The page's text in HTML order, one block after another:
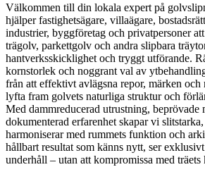
Välkommen till din lokala expert på
hjälper fastighetsägare, villaägare,
industrier, byggföretag och privatpersoner
trägolv, parkettgolv och andra slipbara
hantverksskicklighet och tryggt utförande.
kornstorlek och noggrant val av
från att effektivt avlägsna repor, märken
lyfta fram golvets naturliga struktur och
Med dammreducerad utrustning, beprövade
dokumenterad erfarenhet skapar vi
harmoniserar med rummets funktion och
hållbart resultat som känns nytt, ser
underhåll – utan att kompromissa med träets